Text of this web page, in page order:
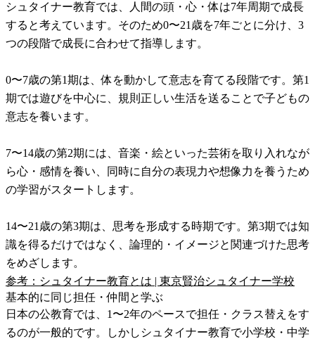
シュタイナー教育では、人間の頭・心・体は7年周期で成長
すると考えています。そのため0〜21歳を7年ごとに分け、3
つの段階で成長に合わせて指導します。
0〜7歳の第1期は、体を動かして意志を育てる段階です。第1
期では遊びを中心に、規則正しい生活を送ることで子どもの
意志を養います。
7〜14歳の第2期には、音楽・絵といった芸術を取り入れなが
ら心・感情を養い、同時に自分の表現力や想像力を養うため
の学習がスタートします。
14〜21歳の第3期は、思考を形成する時期です。第3期では知
識を得るだけではなく、論理的・イメージと関連づけた思考
をめざします。
参考：シュタイナー教育とは | 東京賢治シュタイナー学校
基本的に同じ担任・仲間と学ぶ
日本の公教育では、1〜2年のペースで担任・クラス替えをす
るのが一般的です。しかしシュタイナー教育で小学校・中学